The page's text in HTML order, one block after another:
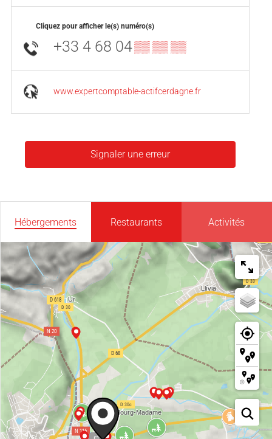
Cliquez pour afficher le(s) numéro(s)
+33 4 68 04▒▒ ▒▒ ▒▒
www.expertcomptable-actifcerdagne.fr
Signaler une erreur
Hébergements Restaurants Activités